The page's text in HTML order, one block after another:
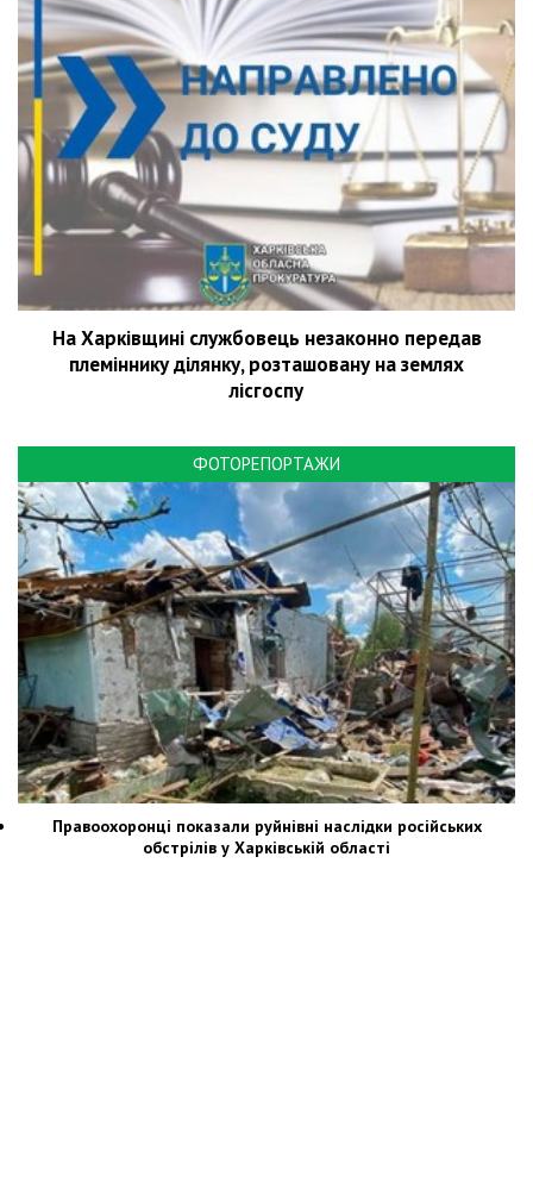
На Харківщині службовець незаконно передав
племіннику ділянку, розташовану на землях
лісгоспу
ФОТОРЕПОРТАЖИ
Правоохоронці показали руйнівні наслідки російських
обстрілів у Харківській області